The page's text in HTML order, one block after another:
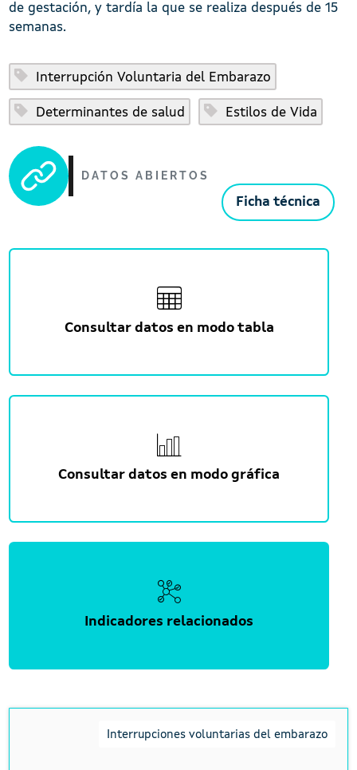
de gestación, y tardía la que se realiza después de 15
semanas.
Interrupción Voluntaria del Embarazo
Determinantes de salud Estilos de Vida
DATOS ABIERTOS
Ficha técnica
Consultar datos en modo tabla
Consultar datos en modo gráfica
Indicadores relacionados
Interrupciones voluntarias del embarazo